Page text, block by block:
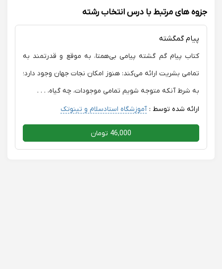
اصلا تجربه نکرده بودم
میگیرم. عالی هستن واقعا🙏🌹
جزوه های مرتبط با درس انتخاب رشته
پیام گمگشته
کتاب پیام گم گشته پیامى بى‌همتا، به موقع و قدرتمند به
تمامى بشریت ارائه مى‌کند: هنوز امکان نجات جهان وجود دارد؛
به شرط آنکه متوجه شویم تمامى موجودات، چه گیاه، . . .
ارائه شده توسط : آموزشگاه استادسلام و تینوتک
46,000 تومان